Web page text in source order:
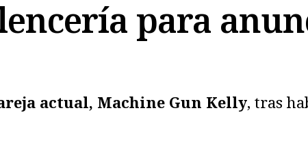
para
actual, Machine Gun Kelly, tras